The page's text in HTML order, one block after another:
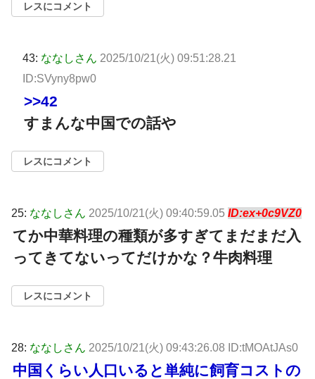
レスにコメント
43: ななしさん 2025/10/21(火) 09:51:28.21
ID:SVyny8pw0
>>42
すまんな中国での話や
レスにコメント
25: ななしさん 2025/10/21(火) 09:40:59.05 ID:ex+0c9VZ0
てか中華料理の種類が多すぎてまだまだ入
ってきてないってだけかな？牛肉料理
レスにコメント
28: ななしさん 2025/10/21(火) 09:43:26.08 ID:tMOAtJAs0
中国くらい人口いると単純に飼育コストの